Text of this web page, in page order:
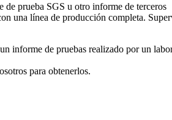
prueba SGS u otro informe de terceros
línea de producción completa.
informe de pruebas realizado por un
para obtenerlos.